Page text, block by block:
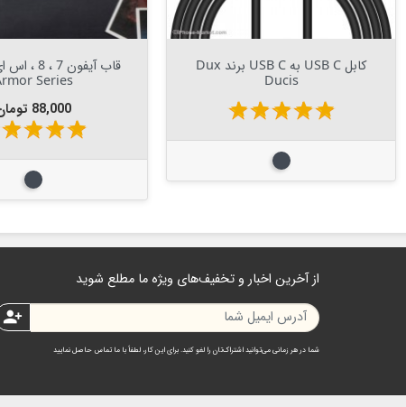
کابل USB C به USB C برند Dux
Ducis
star
star
star
star
star
مشکی
Series
قیمت
88,000 تومان
star
star
star
star
مشکی
از آخرین اخبار و تخفیف‌های ویژه ما مطلع شوید
person_add
شما در هر زمانی می‌توانید اشتراک‌تان را لغو کنید. برای این کار، لطفاً با ما تماس حاصل نمایید